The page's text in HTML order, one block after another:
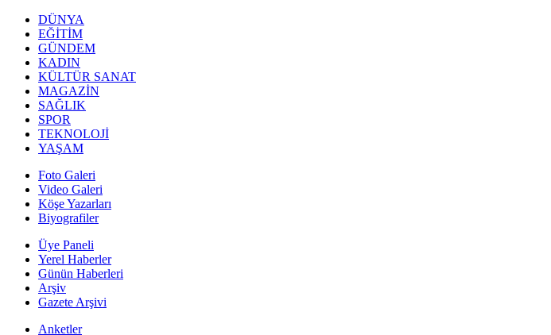
DÜNYA
EĞİTİM
GÜNDEM
KADIN
KÜLTÜR SANAT
MAGAZİN
SAĞLIK
SPOR
TEKNOLOJİ
YAŞAM
Foto Galeri
Video Galeri
Köşe Yazarları
Biyografiler
Üye Paneli
Yerel Haberler
Günün Haberleri
Arşiv
Gazete Arşivi
Anketler